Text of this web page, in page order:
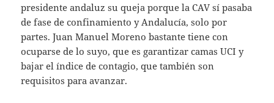
presidente andaluz su queja porque la CAV sí pasaba
de fase de confinamiento y Andalucía, solo por
partes. Juan Manuel Moreno bastante tiene con
ocuparse de lo suyo, que es garantizar camas UCI y
bajar el índice de contagio, que también son
requisitos para avanzar.